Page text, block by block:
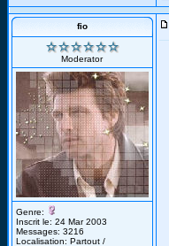
fio
Moderator
Genre:
Inscrit le: 24 Mar 2003
Messages: 3216
Localisation: Partout /